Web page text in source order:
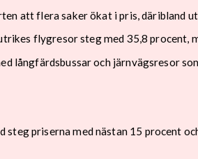
att flera saker ökat i pris, däribland
flygresor steg med 35,8 procent,
långfärdsbussar och järnvägsresor
priserna med nästan 15 procent